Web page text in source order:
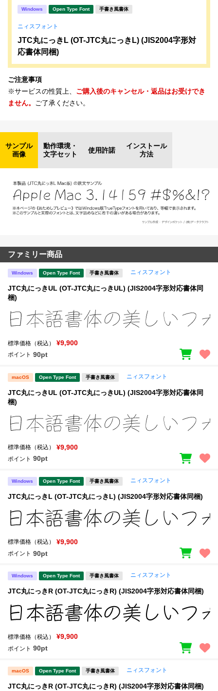
Windows Open Type Font 手書き風書体
ニィスフォント
JTC丸にっきL (OT-JTC丸にっきL) (JIS2004字形対
応書体同梱)
ご注意事項
※サービスの性質上、 ご購入後のキャンセル・返品はお受けでき
ません。 ご了承ください。
サンプル
画像
動作環境・
文字セット
使用許諾
インストール
方法
ファミリー商品
Windows Open Type Font 手書き風書体 ニィスフォント
JTC丸にっきUL (OT-JTC丸にっきUL) (JIS2004字形対応書体同
梱)
標準価格（税込） ¥9,900
ポイント 90pt
macOS Open Type Font 手書き風書体 ニィスフォント
JTC丸にっきUL (OT-JTC丸にっきUL) (JIS2004字形対応書体同
梱)
標準価格（税込） ¥9,900
ポイント 90pt
Windows Open Type Font 手書き風書体 ニィスフォント
JTC丸にっきL (OT-JTC丸にっきL) (JIS2004字形対応書体同梱)
標準価格（税込） ¥9,900
ポイント 90pt
Windows Open Type Font 手書き風書体 ニィスフォント
JTC丸にっきR (OT-JTC丸にっきR) (JIS2004字形対応書体同梱)
標準価格（税込） ¥9,900
ポイント 90pt
macOS Open Type Font 手書き風書体 ニィスフォント
JTC丸にっきR (OT-JTC丸にっきR) (JIS2004字形対応書体同梱)